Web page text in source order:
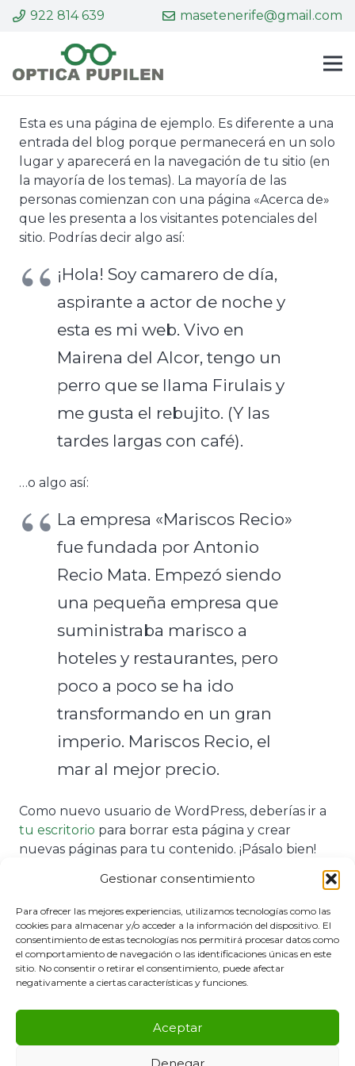
Gestionar consentimiento
Para ofrecer las mejores experiencias, utilizamos tecnologías como las
cookies para almacenar y/o acceder a la información del dispositivo. El
consentimiento de estas tecnologías nos permitirá procesar datos como
el comportamiento de navegación o las identificaciones únicas en este
sitio. No consentir o retirar el consentimiento, puede afectar
negativamente a ciertas características y funciones.
Aceptar
Denegar
922 814 639 masetenerife@gmail.com
Esta es una página de ejemplo. Es diferente a una
entrada del blog porque permanecerá en un solo
lugar y aparecerá en la navegación de tu sitio (en
la mayoría de los temas). La mayoría de las
personas comienzan con una página «Acerca de»
que les presenta a los visitantes potenciales del
sitio. Podrías decir algo así:
¡Hola! Soy camarero de día,
aspirante a actor de noche y
esta es mi web. Vivo en
Mairena del Alcor, tengo un
perro que se llama Firulais y
me gusta el rebujito. (Y las
tardes largas con café).
…o algo así:
La empresa «Mariscos Recio»
fue fundada por Antonio
Recio Mata. Empezó siendo
una pequeña empresa que
suministraba marisco a
hoteles y restaurantes, pero
poco a poco se ha ido
transformando en un gran
imperio. Mariscos Recio, el
mar al mejor precio.
Como nuevo usuario de WordPress, deberías ir a
tu escritorio para borrar esta página y crear
nuevas páginas para tu contenido. ¡Pásalo bien!
© Óptica Pupilén. Todos los derechos reservados
Sitio web gestionado pornubelia.cloud
Aviso Legal
Política de Privacidad